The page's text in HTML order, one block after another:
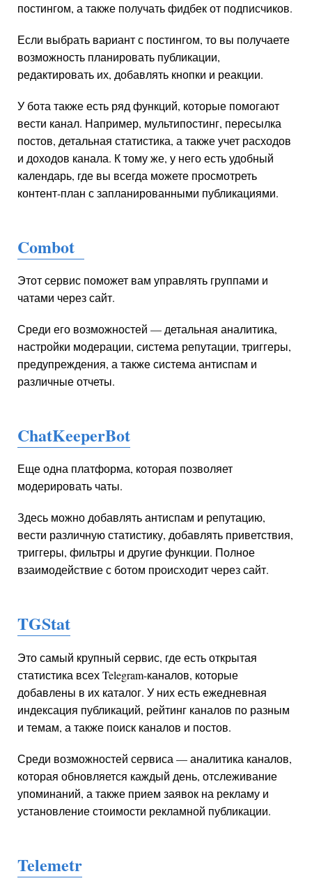
постингом, а также получать фидбек от подписчиков.
Если выбрать вариант с постингом, то вы получаете
возможность планировать публикации,
редактировать их, добавлять кнопки и реакции.
У бота также есть ряд функций, которые помогают
вести канал. Например, мультипостинг, пересылка
постов, детальная статистика, а также учет расходов
и доходов канала. К тому же, у него есть удобный
календарь, где вы всегда можете просмотреть
контент-план с запланированными публикациями.
Combot
Этот сервис поможет вам управлять группами и
чатами через сайт.
Среди его возможностей — детальная аналитика,
настройки модерации, система репутации, триггеры,
предупреждения, а также система антиспам и
различные отчеты.
ChatKeeperBot
Еще одна платформа, которая позволяет
модерировать чаты.
Здесь можно добавлять антиспам и репутацию,
вести различную статистику, добавлять приветствия,
триггеры, фильтры и другие функции. Полное
взаимодействие с ботом происходит через сайт.
TGStat
Это самый крупный сервис, где есть открытая
статистика всех Telegram-каналов, которые
добавлены в их каталог. У них есть ежедневная
индексация публикаций, рейтинг каналов по разным
и темам, а также поиск каналов и постов.
Среди возможностей сервиса — аналитика каналов,
которая обновляется каждый день, отслеживание
упоминаний, а также прием заявок на рекламу и
установление стоимости рекламной публикации.
Telemetr